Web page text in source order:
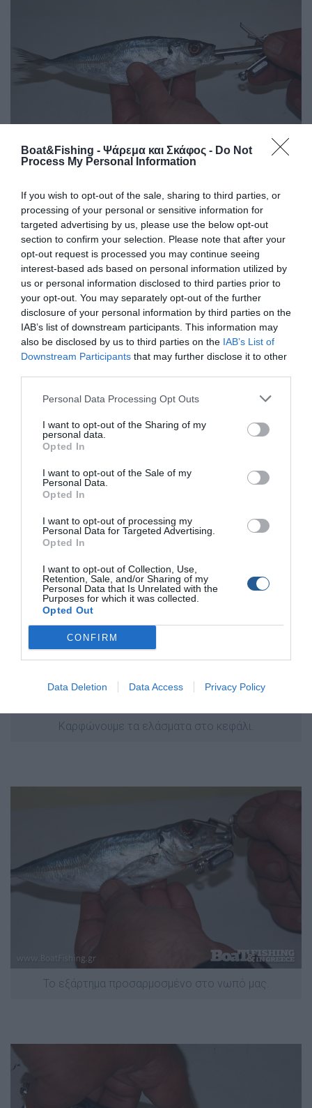
Boat&Fishing - Ψάρεμα και Σκάφος - Do Not
Process My Personal Information
If you wish to opt-out of the sale, sharing to third parties, or
processing of your personal or sensitive information for
targeted advertising by us, please use the below opt-out
section to confirm your selection. Please note that after your
opt-out request is processed you may continue seeing
interest-based ads based on personal information utilized by
us or personal information disclosed to third parties prior to
your opt-out. You may separately opt-out of the further
disclosure of your personal information by third parties on the
IAB’s list of downstream participants. This information may
also be disclosed by us to third parties on the IAB’s List of
Downstream Participants that may further disclose it to other
Personal Data Processing Opt Outs
I want to opt-out of the Sharing of my
personal data.
Opted In
I want to opt-out of the Sale of my
Personal Data.
Opted In
I want to opt-out of processing my
Personal Data for Targeted Advertising.
Opted In
I want to opt-out of Collection, Use,
Retention, Sale, and/or Sharing of my
Personal Data that Is Unrelated with the
Purposes for which it was collected.
Opted Out
CONFIRM
Data Deletion Data Access Privacy Policy
Περνάμε το μυτερό άκρο μέσα στο στόμα του ψαριού.
Έχοντας τα δυο ελάσματα πάνω και κάτω από το
κεφάλι.
Καρφώνουμε τα ελάσματα στο κεφάλι.
Το εξάρτημα προσαρμοσμένο στο νωπό μας.